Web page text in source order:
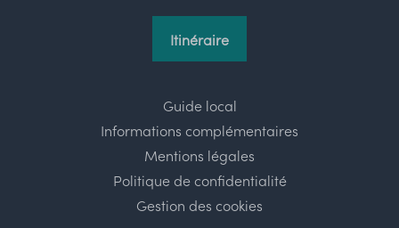
Itinéraire
Guide local
Informations complémentaires
Mentions légales
Politique de confidentialité
Gestion des cookies